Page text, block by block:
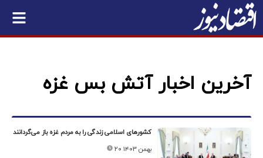
آخرین اخبار آتش بس غزه
کشورهای اسلامی زندگی را به مردم غزه باز می‌گردانند
۲۰ بهمن ۱۴۰۳